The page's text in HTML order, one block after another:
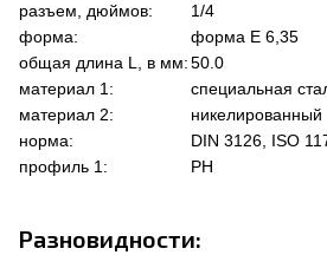
разъем, дюймов:
1/4
форма:
форма Е 6,35
общая длина L, в мм:50.0
материал 1:
специальная
материал 2:
никелированный
норма:
DIN 3126, ISO
профиль 1:
PH
Разновидности: